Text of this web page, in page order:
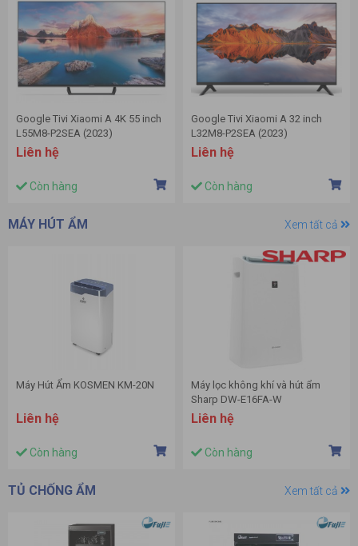
Google Tivi Xiaomi A 4K 55 inch
L55M8-P2SEA (2023)
Liên hệ
Còn hàng
Google Tivi Xiaomi A 32 inch
L32M8-P2SEA (2023)
Liên hệ
Còn hàng
MÁY HÚT ẨM Xem tất cả
Máy Hút Ẩm KOSMEN KM-20N
Liên hệ
Còn hàng
Máy lọc không khí và hút ẩm
Sharp DW-E16FA-W
Liên hệ
Còn hàng
TỦ CHỐNG ẨM Xem tất cả